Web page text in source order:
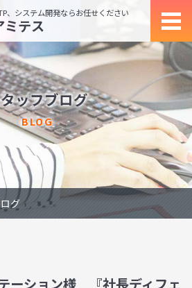
、システム開発ならお任せください
ミテス
ッフブログ
BLOG
グ
ーション様 『社長ディフェ